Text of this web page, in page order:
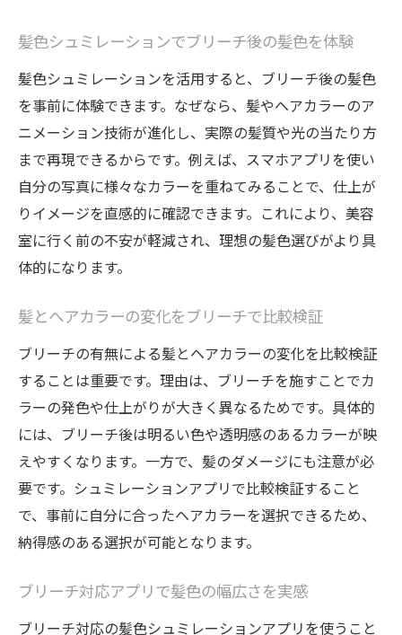
髪色シュミレーションでブリーチ後の髪色を体験
髪色シュミレーションを活用すると、ブリーチ後の髪色
を事前に体験できます。なぜなら、髪やヘアカラーのア
ニメーション技術が進化し、実際の髪質や光の当たり方
まで再現できるからです。例えば、スマホアプリを使い
自分の写真に様々なカラーを重ねてみることで、仕上が
りイメージを直感的に確認できます。これにより、美容
室に行く前の不安が軽減され、理想の髪色選びがより具
体的になります。
髪とヘアカラーの変化をブリーチで比較検証
ブリーチの有無による髪とヘアカラーの変化を比較検証
することは重要です。理由は、ブリーチを施すことでカ
ラーの発色や仕上がりが大きく異なるためです。具体的
には、ブリーチ後は明るい色や透明感のあるカラーが映
えやすくなります。一方で、髪のダメージにも注意が必
要です。シュミレーションアプリで比較検証すること
で、事前に自分に合ったヘアカラーを選択できるため、
納得感のある選択が可能となります。
ブリーチ対応アプリで髪色の幅広さを実感
ブリーチ対応の髪色シュミレーションアプリを使うこと